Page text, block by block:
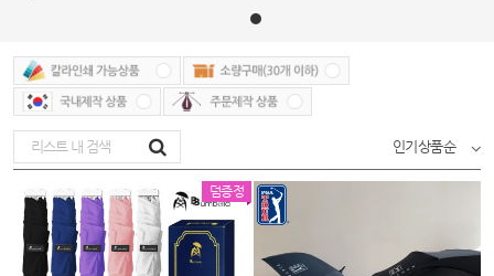
인기상품순
덤증정